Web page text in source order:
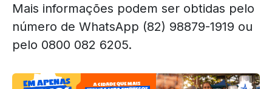
Mais informações podem ser obtidas pelo
número de WhatsApp (82) 98879-1919 ou
pelo 0800 082 6205.